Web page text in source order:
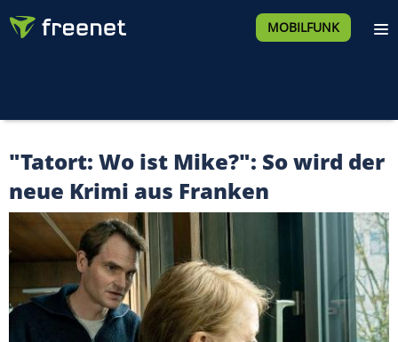
MOBILFUNK
"Tatort: Wo ist Mike?": So wird der
neue Krimi aus Franken